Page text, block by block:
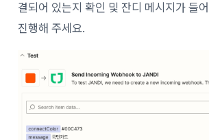
결되어 있는지 확인 및 잔디 메시지가 들
진행해 주세요.